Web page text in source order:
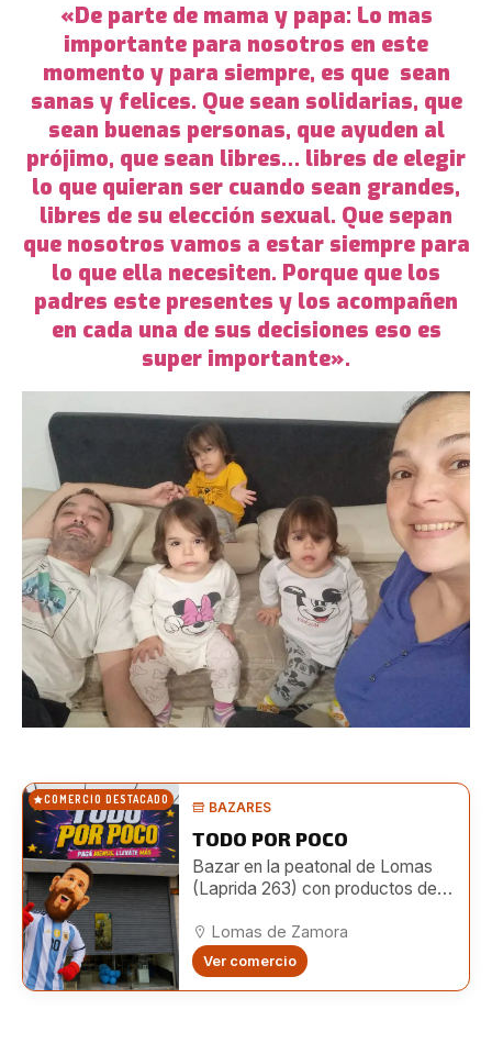
«De parte de mama y papa: Lo mas
importante para nosotros en este
momento y para siempre, es que sean
sanas y felices. Que sean solidarias, que
sean buenas personas, que ayuden al
prójimo, que sean libres… libres de elegir
lo que quieran ser cuando sean grandes,
libres de su elección sexual. Que sepan
que nosotros vamos a estar siempre para
lo que ella necesiten. Porque que los
padres este presentes y los acompañen
en cada una de sus decisiones eso es
super importante».
COMERCIO DESTACADO BAZARES
TODO POR POCO
Bazar en la peatonal de Lomas
(Laprida 263) con productos de
juguetes y más a precios
accesibles.
Lomas de Zamora
Ver comercio